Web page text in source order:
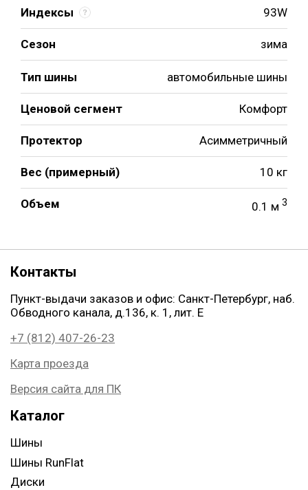
Индексы 93W
Сезон зима
Тип шины автомобильные шины
Ценовой сегмент Комфорт
Протектор Асимметричный
Вес (примерный) 10 кг
Объем 0.1 м 3
Контакты
Пункт-выдачи заказов и офис: Санкт-Петербург, наб.
Обводного канала, д.136, к. 1, лит. Е
+7 (812) 407-26-23
Карта проезда
Версия сайта для ПК
Каталог
Шины
Шины RunFlat
Диски